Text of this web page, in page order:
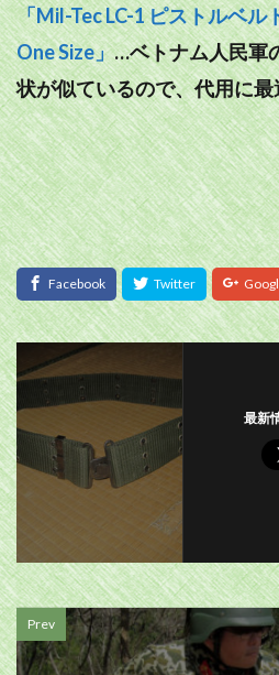
「Mil-Tec LC-1 ピストルベル
One Size」…ベトナム人民軍
状が似ているので、代用に
最新
Prev